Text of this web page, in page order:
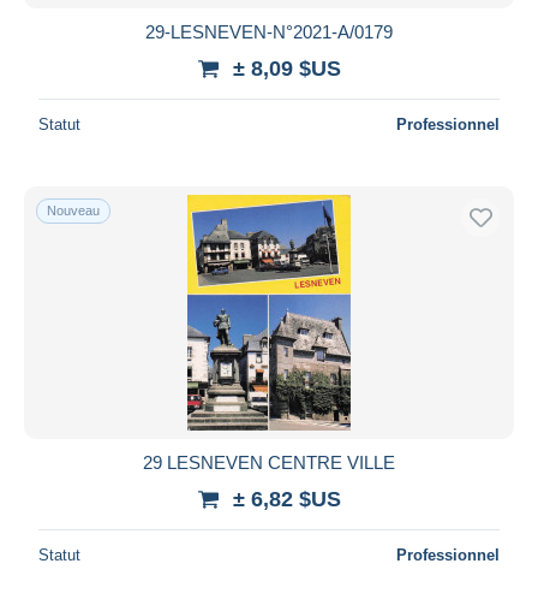
29-LESNEVEN-N°2021-A/0179
± 8,09 $US
Statut Professionnel
Nouveau
29 LESNEVEN CENTRE VILLE
± 6,82 $US
Statut Professionnel